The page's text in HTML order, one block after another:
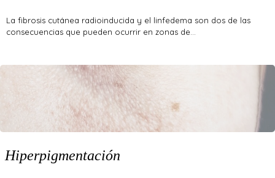
La fibrosis cutánea radioinducida y el linfedema son dos de las
consecuencias que pueden ocurrir en zonas de…
Hiperpigmentación